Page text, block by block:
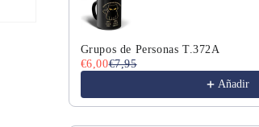
Grupos de Personas T.372A
€6,00€7,95
Añadir